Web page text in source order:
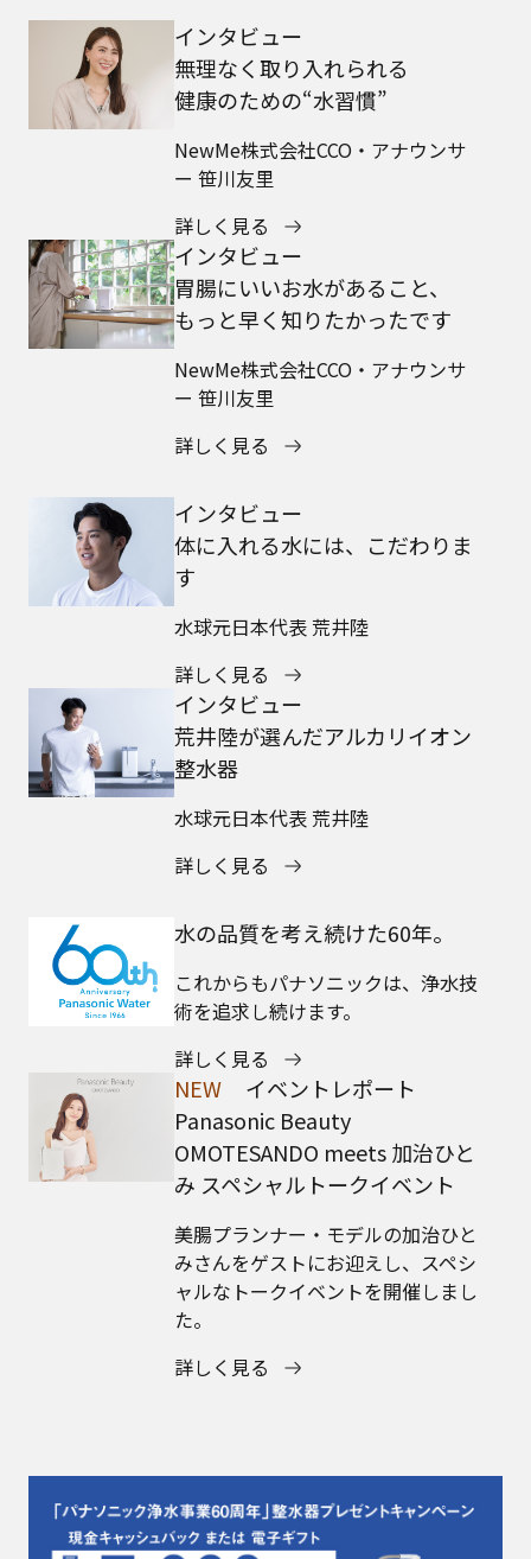
インタビュー
無理なく取り入れられる
健康のための“水習慣”
NewMe株式会社CCO・アナウンサ
ー 笹川友里
詳しく見る
インタビュー
胃腸にいいお水があること、
もっと早く知りたかったです
NewMe株式会社CCO・アナウンサ
ー 笹川友里
詳しく見る
インタビュー
体に入れる水には、こだわりま
す
水球元日本代表 荒井陸
詳しく見る
インタビュー
荒井陸が選んだアルカリイオン
整水器
水球元日本代表 荒井陸
詳しく見る
水の品質を考え続けた60年。
これからもパナソニックは、浄水技
術を追求し続けます。
詳しく見る
NEW
イベントレポート
Panasonic Beauty
OMOTESANDO meets 加治ひと
み スペシャルトークイベント
美腸プランナー・モデルの加治ひと
みさんをゲストにお迎えし、スペシ
ャルなトークイベントを開催しまし
た。
詳しく見る